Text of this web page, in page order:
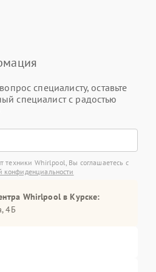
специалисту, оставьте
специалист с радостью
техники Whirlpool, Вы соглашаетесь с
конфиденциальности
Whirlpool в Курске:
4Б